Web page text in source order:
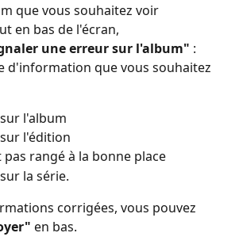
que vous souhaitez voir
en bas de l'écran,
une erreur sur l'album" :
d'information que vous souhaitez
l'album
l'édition
pas rangé à la bonne place
la série.
corrigées, vous pouvez
en bas.